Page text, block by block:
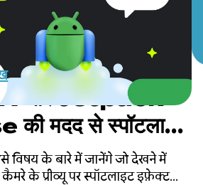
और Jetpack
मदद से स्पॉटलाइट
विषय के बारे में जानेंगे जो देखने में
के प्रीव्यू पर स्पॉटलाइट इफ़ेक्ट